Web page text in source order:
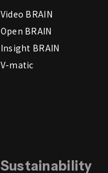
Video BRAIN
Open BRAIN
Insight BRAIN
V-matic
Sustainability